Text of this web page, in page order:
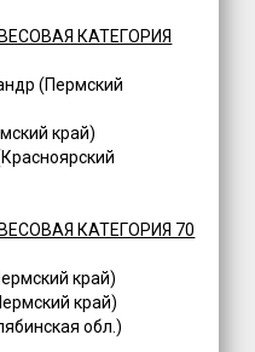
КАТЕГОРИЯ
(Пермский
край)
КАТЕГОРИЯ 70
(Пермский край)
(Пермский край)
обл.)